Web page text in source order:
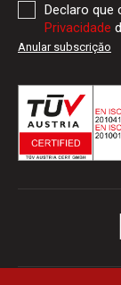
Declaro que
Privacidade
Anular subscriçăo